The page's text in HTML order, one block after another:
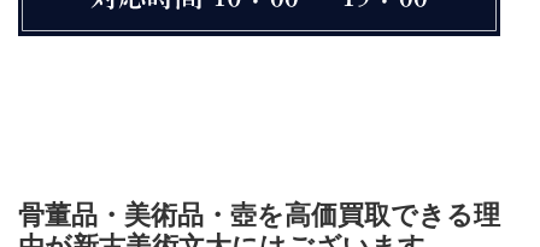
骨董品・美術品・壺を高価買取できる理